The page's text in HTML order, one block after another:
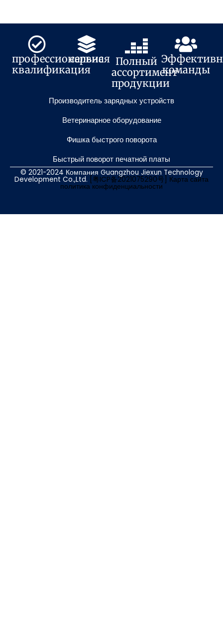
профессиональная
квалификация
сервис
Полный
ассортимент
продукции
команды
Производитель зарядных устройств
Ветеринарное оборудование
Фишка быстрого поворота
Быстрый поворот печатной платы
© 2021-2024 Компания Guangzhou Jiexun Technology
Development Co.,Ltd. [粤ICP备2021075290号] Карта сайта
политика конфиденциальности